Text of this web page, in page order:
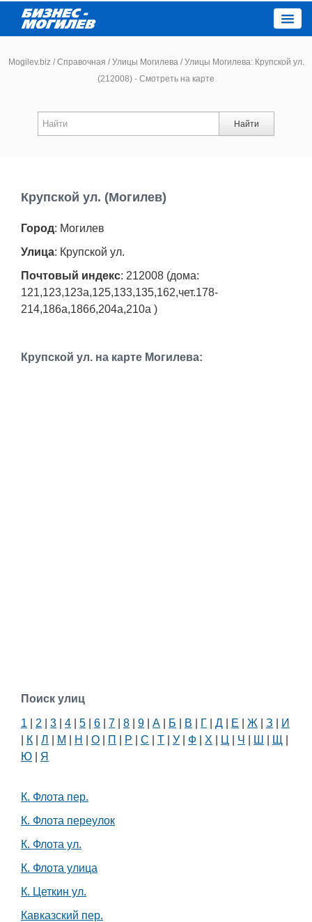
Новости
Афиша
Погода
Mogilev.biz / Справочная / Улицы Могилева /Улицы Могилева: Крупской ул.
(212008) - Смотреть на карте
Найти
Крупской ул. (Могилев)
Город: Могилев
Улица: Крупской ул.
Почтовый индекс: 212008 (дома:
121,123,123а,125,133,135,162,чет.178-
214,186а,186б,204а,210а )
Крупской ул. на карте Могилева:
Поиск улиц
1 2 3 4 5 6 7 8 9 А Б В Г Д Е Ж З
И
К Л М Н О П Р С Т У Ф Х Ц Ч Ш Щ
Ю
Я
К. Флота пер.
К. Флота переулок
К. Флота ул.
К. Флота улица
К. Цеткин ул.
Кавказский пер.